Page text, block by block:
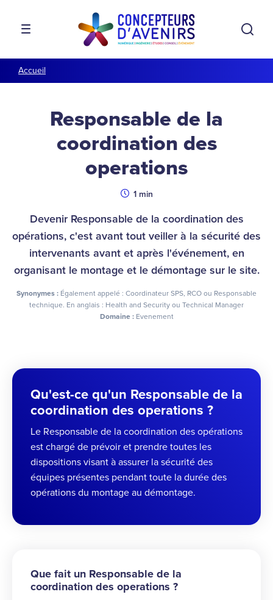
Aller au contenu
Aller à la navigation
MENU
Accueil
Responsable de la
coordination des
operations
Durée
1 min
Devenir Responsable de la coordination des
opérations, c'est avant tout veiller à la sécurité des
intervenants avant et après l'événement, en
organisant le montage et le démontage sur le site.
Synonymes : Également appelé : Coordinateur SPS, RCO ou Responsable
technique. En anglais : Health and Security ou Technical Manager
Domaine : Evenement
Qu'est-ce qu'un Responsable de la
coordination des operations ?
Le Responsable de la coordination des opérations
est chargé de prévoir et prendre toutes les
dispositions visant à assurer la sécurité des
équipes présentes pendant toute la durée des
opérations du montage au démontage.
Que fait un Responsable de la
coordination des operations ?